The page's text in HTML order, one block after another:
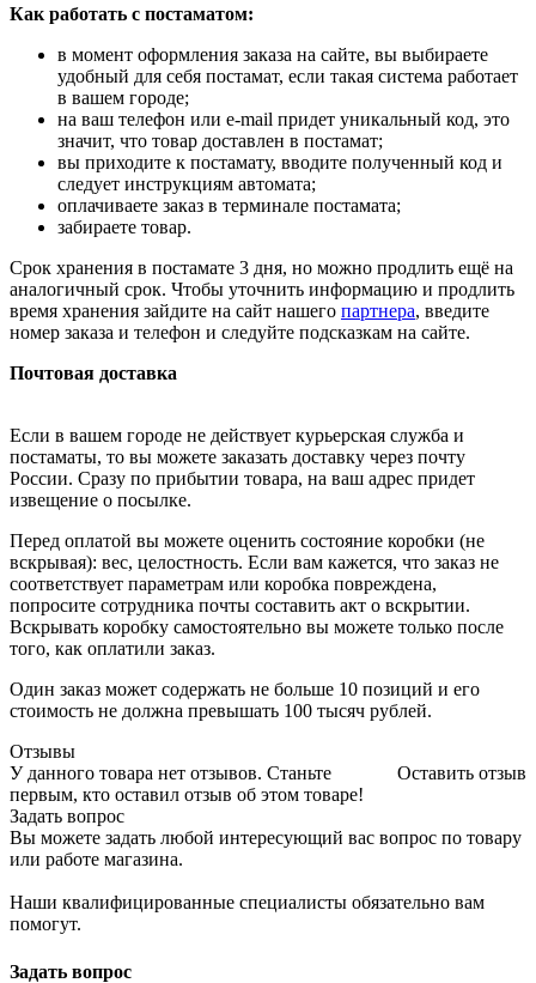
Как работать с постаматом:
в момент оформления заказа на сайте, вы выбираете
удобный для себя постамат, если такая система работает
в вашем городе;
на ваш телефон или e-mail придет уникальный код, это
значит, что товар доставлен в постамат;
вы приходите к постамату, вводите полученный код и
следует инструкциям автомата;
оплачиваете заказ в терминале постамата;
забираете товар.
Срок хранения в постамате 3 дня, но можно продлить ещё на
аналогичный срок. Чтобы уточнить информацию и продлить
время хранения зайдите на сайт нашего партнера, введите
номер заказа и телефон и следуйте подсказкам на сайте.
Почтовая доставка
Если в вашем городе не действует курьерская служба и
постаматы, то вы можете заказать доставку через почту
России. Сразу по прибытии товара, на ваш адрес придет
извещение о посылке.
Перед оплатой вы можете оценить состояние коробки (не
вскрывая): вес, целостность. Если вам кажется, что заказ не
соответствует параметрам или коробка повреждена,
попросите сотрудника почты составить акт о вскрытии.
Вскрывать коробку самостоятельно вы можете только после
того, как оплатили заказ.
Один заказ может содержать не больше 10 позиций и его
стоимость не должна превышать 100 тысяч рублей.
Отзывы
Оставить отзыв
У данного товара нет отзывов. Станьте
первым, кто оставил отзыв об этом товаре!
Задать вопрос
Вы можете задать любой интересующий вас вопрос по товару
или работе магазина.
Наши квалифицированные специалисты обязательно вам
помогут.
Задать вопрос